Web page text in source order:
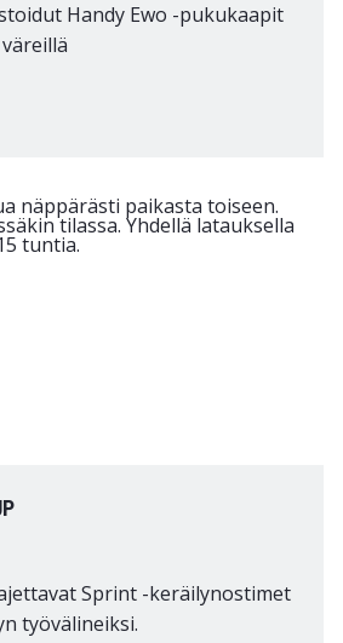
Handy Ewo -pukukaapit
Sprint -keräilynostimet
työvälineiksi.